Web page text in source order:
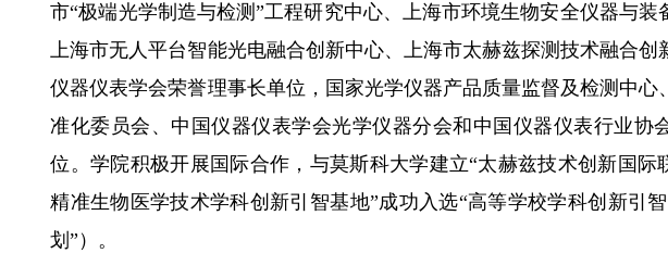
市“极端光学制造与检测”工程研究中心、上海市环境生物安全仪器与装
上海市无人平台智能光电融合创新中心、上海市太赫兹探测技术融合创
仪器仪表学会荣誉理事长单位，国家光学仪器产品质量监督及检测中心
准化委员会、中国仪器仪表学会光学仪器分会和中国仪器仪表行业协
位。学院积极开展国际合作，与莫斯科大学建立“太赫兹技术创新国际
精准生物医学技术学科创新引智基地”成功入选“高等学校学科创新引
划”）。